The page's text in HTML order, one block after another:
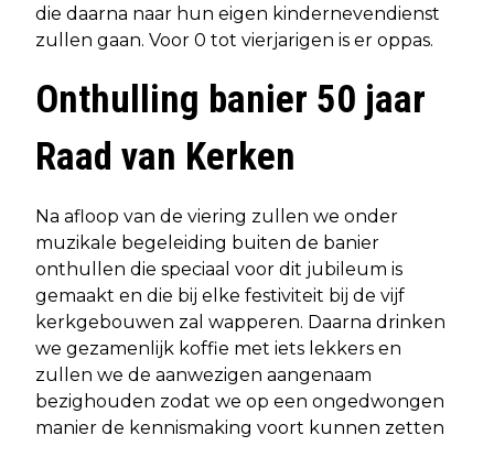
die daarna naar hun eigen kindernevendienst
zullen gaan. Voor 0 tot vierjarigen is er oppas.
Onthulling banier 50 jaar
Raad van Kerken
Na afloop van de viering zullen we onder
muzikale begeleiding buiten de banier
onthullen die speciaal voor dit jubileum is
gemaakt en die bij elke festiviteit bij de vijf
kerkgebouwen zal wapperen. Daarna drinken
we gezamenlijk koffie met iets lekkers en
zullen we de aanwezigen aangenaam
bezighouden zodat we op een ongedwongen
manier de kennismaking voort kunnen zetten